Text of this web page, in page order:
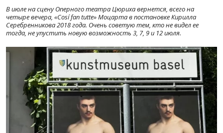
В июле на сцену Оперного театра Цюриха вернется, всего на
четыре вечера, «Cosí fan tutte» Моцарта в постановке Кирилла
Серебренникова 2018 года. Очень советую тем, кто не видел ее
тогда, не упустить новую возможность 3, 7, 9 и 12 июля.